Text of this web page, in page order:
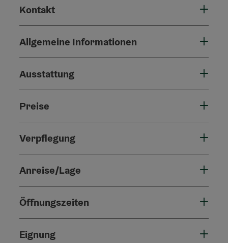
Kontakt
Allgemeine Informationen
Ausstattung
Preise
Verpflegung
Anreise/Lage
Öffnungszeiten
Eignung